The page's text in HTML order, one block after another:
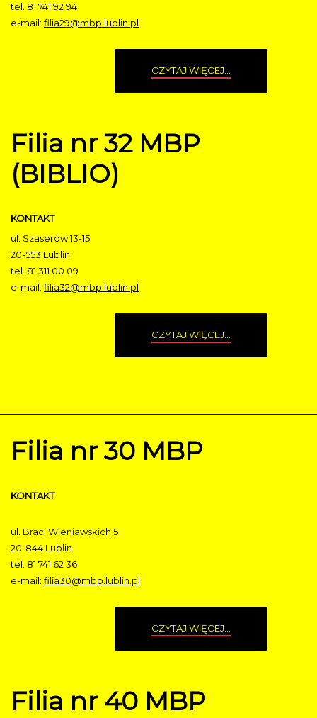
tel. 81 741 92 94
e-mail: filia29@mbp.lublin.pl
CZYTAJ WIĘCEJ...
Filia nr 32 MBP
(BIBLIO)
KONTAKT
ul. Szaserów 13-15
20-553 Lublin
tel. 81 311 00 09
e-mail: filia32@mbp.lublin.pl
CZYTAJ WIĘCEJ...
Filia nr 30 MBP
KONTAKT
ul. Braci Wieniawskich 5
20-844 Lublin
tel. 81 741 62 36
e-mail: filia30@mbp.lublin.pl
CZYTAJ WIĘCEJ...
Filia nr 40 MBP